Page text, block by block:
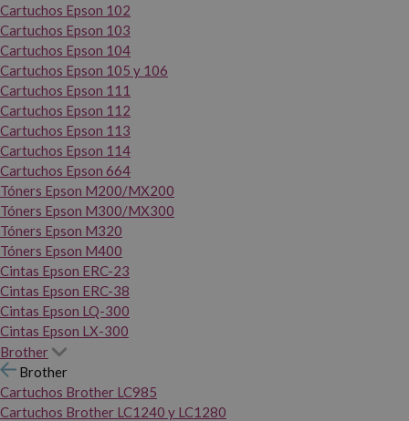
Cartuchos Epson 102
Cartuchos Epson 103
Cartuchos Epson 104
Cartuchos Epson 105 y 106
Cartuchos Epson 111
Cartuchos Epson 112
Cartuchos Epson 113
Cartuchos Epson 114
Cartuchos Epson 664
Tóners Epson M200/MX200
Tóners Epson M300/MX300
Tóners Epson M320
Tóners Epson M400
Cintas Epson ERC-23
Cintas Epson ERC-38
Cintas Epson LQ-300
Cintas Epson LX-300
Brother
Brother
Cartuchos Brother LC985
Cartuchos Brother LC1240 y LC1280